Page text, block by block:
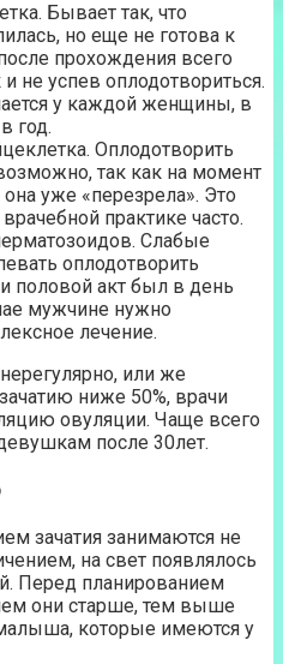
Бывает так, что
но еще не готова к
прохождения всего
и не успев оплодотвориться.
у каждой женщины, в
год.
Оплодотворить
так как на момент
уже «перезрела». Это
практике часто.
Слабые
оплодотворить
половой акт был в день
мужчине нужно
лечение.
или же
ниже 50%, врачи
овуляции. Чаще всего
после 30лет.
зачатия занимаются не
на свет появлялось
Перед планированием
они старше, тем выше
которые имеются у